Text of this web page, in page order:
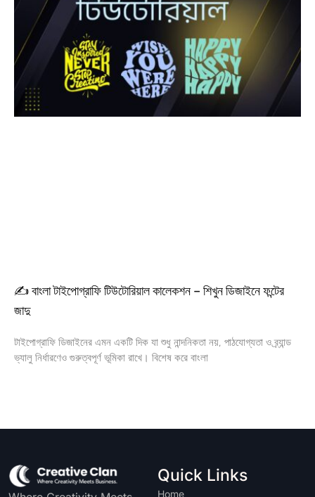
✍️ বাংলা টাইপোগ্রাফি টিউটোরিয়াল কালেকশন – শিখুন ডিজাইনে ফন্টের
জাদু
টাইপোগ্রাফি ডিজাইনের এমন একটি দিক যা শুধু নান্দনিকতা নয়, পাঠযোগ্যতা ও ব্র্যান্ড
ভ্যালু নির্ধারণেও গুরুত্বপূর্ণ ভূমিকা রাখে। বিশেষ করে বাংলা
Quick Links
Home